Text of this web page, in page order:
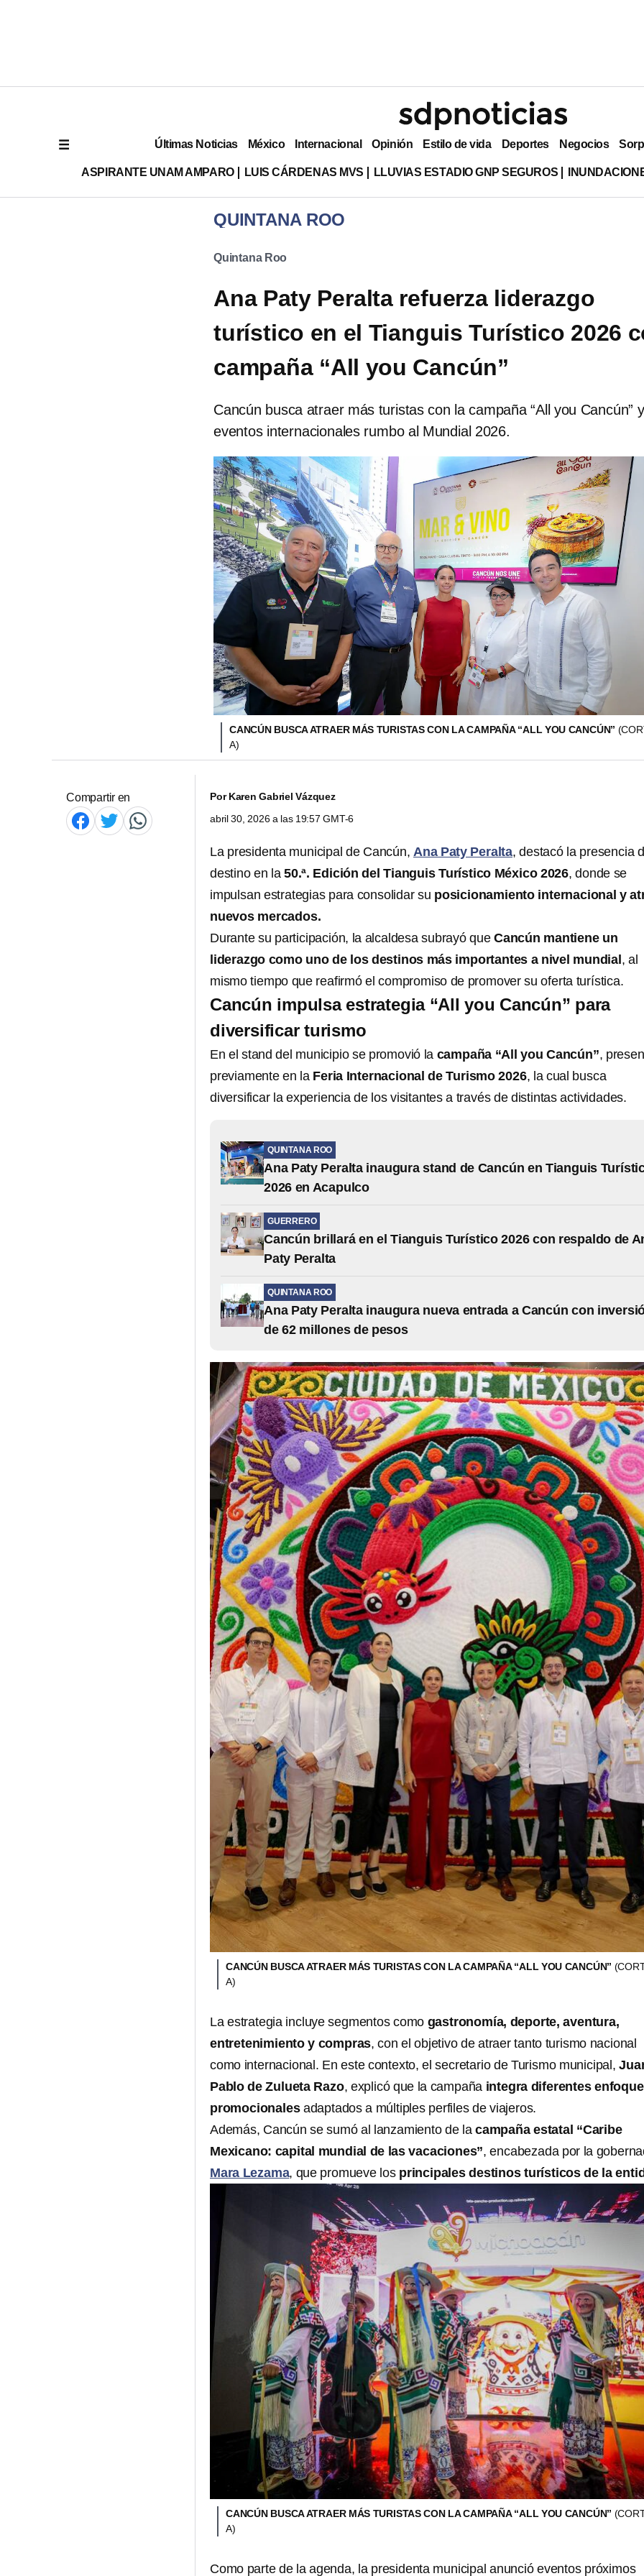
Últimas Noticias México Internacional Opinión Estilo de vida Deportes Negocios
ASPIRANTE UNAM AMPARO LUIS CÁRDENAS MVS LLUVIAS ESTADIO GNP SEGUROS
QUINTANA ROO
Quintana Roo
Ana Paty Peralta refuerza liderazgo
turístico en el Tianguis Turístico 2026
campaña “All you Cancún”
Cancún busca atraer más turistas con la campaña “All you Cancún” y
eventos internacionales rumbo al Mundial 2026.
CANCÚN BUSCA ATRAER MÁS TURISTAS CON LA CAMPAÑA “ALL YOU CANCÚN”
A)
Compartir en PorKaren Gabriel Vázquez
abril 30, 2026 a las 19:57 GMT-6
La presidenta municipal de Cancún, Ana Paty Peralta, destacó la presencia
destino en la50.ª. Edición del Tianguis Turístico México 2026, donde se
impulsan estrategias para consolidar su posicionamiento internacional y
nuevos mercados.
Durante su participación, la alcaldesa subrayó que Cancún mantiene un
liderazgo como uno de los destinos más importantes a nivel mundial , al
mismo tiempo que reafirmó el compromiso de promover su oferta turística.
Cancún impulsa estrategia “All you Cancún” para
diversificar turismo
En el stand del municipio se promovió la campaña “All you Cancún”,
previamente en la Feria Internacional de Turismo 2026, la cual busca
diversificar la experiencia de los visitantes a través de distintas actividades.
QUINTANA ROO
Ana Paty Peralta inaugura stand de Cancún en Tianguis
2026 en Acapulco
GUERRERO
Cancún brillará en el Tianguis Turístico 2026 con respaldo de
Paty Peralta
QUINTANA ROO
Ana Paty Peralta inaugura nueva entrada a Cancún con
de 62 millones de pesos
CANCÚN BUSCA ATRAER MÁS TURISTAS CON LA CAMPAÑA “ALL YOU CANCÚN”
A)
La estrategia incluye segmentos como gastronomía, deporte, aventura,
entretenimiento y compras, con el objetivo de atraer tanto turismo nacional
como internacional. En este contexto, el secretario de Turismo municipal,
Pablo de Zulueta Razo, explicó que la campaña integra diferentes
promocionalesadaptados a múltiples perfiles de viajeros.
Además, Cancún se sumó al lanzamiento de la campaña estatal “Caribe
Mexicano: capital mundial de las vacaciones”, encabezada por la
Mara Lezama, que promueve los principales destinos turísticos de la
CANCÚN BUSCA ATRAER MÁS TURISTAS CON LA CAMPAÑA “ALL YOU CANCÚN”
A)
Como parte de la agenda, la presidenta municipal anunció eventos próximos